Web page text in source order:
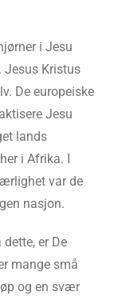
i Jesu
Jesus Kristus
De europeiske
Jesu
lands
i Afrika. I
var de
nasjon.
er De
mange små
og en svær